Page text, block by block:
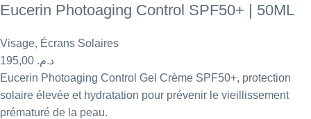
Eucerin Photoaging Control SPF50+ | 50ML
Visage, Écrans Solaires
د.م.
Eucerin Photoaging Control Gel Crème SPF50+, protection
solaire élevée et hydratation pour prévenir le vieillissement
prématuré de la peau.